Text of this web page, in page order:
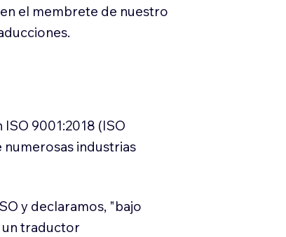
el membrete de nuestro
9001:2018 (ISO
industrias
y declaramos, "bajo
un traductor